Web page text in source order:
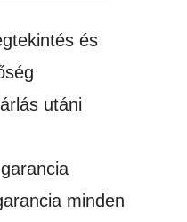
és
utáni
minden